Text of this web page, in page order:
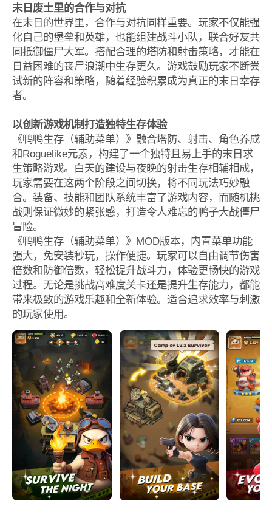
末日废土里的合作与对抗
在末日的世界里，合作与对抗同样重要。玩家不仅能强
化自己的堡垒和英雄，也能组建战斗小队，联合好友共
同抵御僵尸大军。搭配合理的塔防和射击策略，才能在
日益困难的丧尸浪潮中生存更久。游戏鼓励玩家不断尝
试新的阵容和策略，随着经验积累成为真正的末日幸存
者。
以创新游戏机制打造独特生存体验
《鸭鸭生存（辅助菜单）》融合塔防、射击、角色养成
和Roguelike元素，构建了一个独特且易上手的末日求
生策略游戏。白天的建设与夜晚的射击生存相辅相成，
玩家需要在这两个阶段之间切换，将不同玩法巧妙融
合。装备、技能和团队系统丰富了游戏内容，而随机挑
战则保证微妙的紧张感，打造令人难忘的鸭子大战僵尸
冒险。
《鸭鸭生存（辅助菜单）》MOD版本，内置菜单功能
强大，免安装秒玩，操作便捷。玩家可以自由调节伤害
倍数和防御倍数，轻松提升战斗力，体验更畅快的游戏
过程。无论是挑战高难度关卡还是提升生存能力，都能
带来极致的游戏乐趣和全新体验。适合追求效率与刺激
的玩家使用。